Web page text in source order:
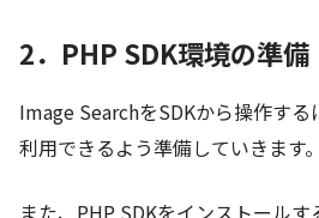
2．PHP SDK環境の準備
Image SearchをSDKから操作する
利用できるよう準備していきます。
また、PHP SDKをインストール